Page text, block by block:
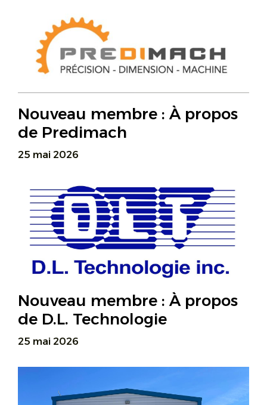
Nouveau membre : À propos
de Predimach
25 mai 2026
Nouveau membre : À propos
de D.L. Technologie
25 mai 2026